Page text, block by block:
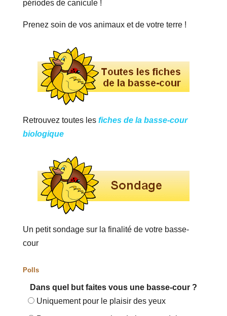
périodes de canicule !
Prenez soin de vos animaux et de votre terre !
Retrouvez toutes les fiches de la basse-cour
biologique
Un petit sondage sur la finalité de votre basse-
cour
Polls
Dans quel but faites vous une basse-cour ?
Uniquement pour le plaisir des yeux